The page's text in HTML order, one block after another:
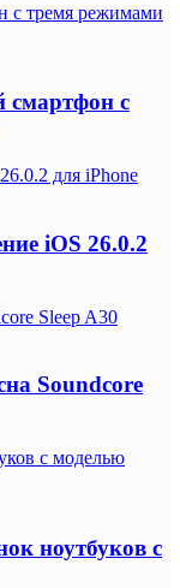
с тремя режимами
смартфон с
для iPhone
iOS 26.0.2
Sleep A30
Soundcore
с моделью
ноутбуков с